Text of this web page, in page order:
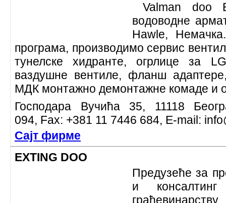
Valman doo
водоводне
Hawle,
програма, производимо сервис
тунелске хидранте, огрлице за
ваздушне вентиле, фланш
МДК монтажно демонтажне комаде и
Господара Вучића 35, 11118
094, Fax: +381 11 7446 684, E-mail:
Сајт фирме
EXTING DOO
Предузеће за
и